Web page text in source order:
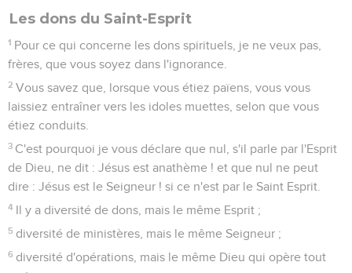
Les dons du Saint-Esprit
1 Pour ce qui concerne les dons spirituels, je ne veux pas,
frères, que vous soyez dans l'ignorance.
2 Vous savez que, lorsque vous étiez païens, vous vous
laissiez entraîner vers les idoles muettes, selon que vous
étiez conduits.
3 C'est pourquoi je vous déclare que nul, s'il parle par l'Esprit
de Dieu, ne dit : Jésus est anathème ! et que nul ne peut
dire : Jésus est le Seigneur ! si ce n'est par le Saint Esprit.
4 Il y a diversité de dons, mais le même Esprit ;
5 diversité de ministères, mais le même Seigneur ;
6 diversité d'opérations, mais le même Dieu qui opère tout